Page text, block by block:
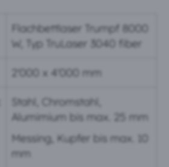
Flachbettlaser Trumpf 8000
W, Typ TruLaser 3040 fiber
2'000 x 4'000 mm
Stahl, Chromstahl,
Alumimium bis max. 25 mm
Messing, Kupfer bis max. 10
mm